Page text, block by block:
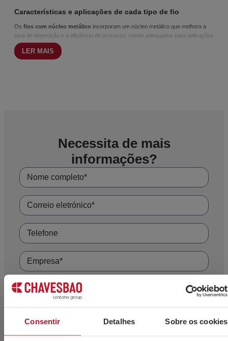
Consentir Detalhes Sobre os cookies
Características e aplicações de cada tipo de fio
Os fios com núcleo metálico incorporam um núcleo metálico que melhora a
taxa de deposição e a eficiência do processo, sendo adequados para aplicações
estruturais e trabalhos de alta produtividade.
trabalhando em corrente contínua, o que os torna adequados para trabalhos no
exterior ou em ambientes onde a utilização de gás não é viável.
LER MAIS
Necessita de mais
informações?